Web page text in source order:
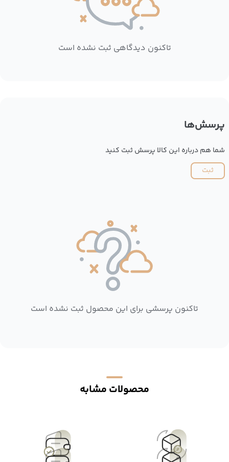
تاکنون دیدگاهی ثبت نشده است
پرسش‌ها
شما هم درباره این کالا پرسش ثبت کنید
ثبت
تاکنون پرسشی برای این محصول ثبت نشده است
محصولات مشابه